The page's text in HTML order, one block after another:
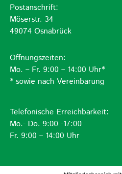
Postanschrift:
Möserstr. 34
49074 Osnabrück
Öffnungszeiten:
Mo. – Fr. 9:00 – 14:00 Uhr*
* sowie nach Vereinbarung
Telefonische Erreichbarkeit:
Mo.- Do. 9:00 -17:00
Fr. 9:00 – 14:00 Uhr